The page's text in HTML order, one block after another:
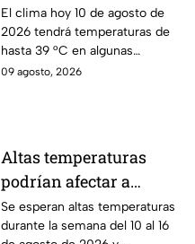
de 2026: Riesgo de
lluvias
El clima hoy 10 de agosto de
2026 tendrá temperaturas de
hasta 39 °C en algunas
regiones de Puebla; esperan
09 agosto, 2026
Altas temperaturas
podrían afectar a
Puebla del 10 al 16 de
agosto: Regiones en
Se esperan altas temperaturas
durante la semana del 10 al 16